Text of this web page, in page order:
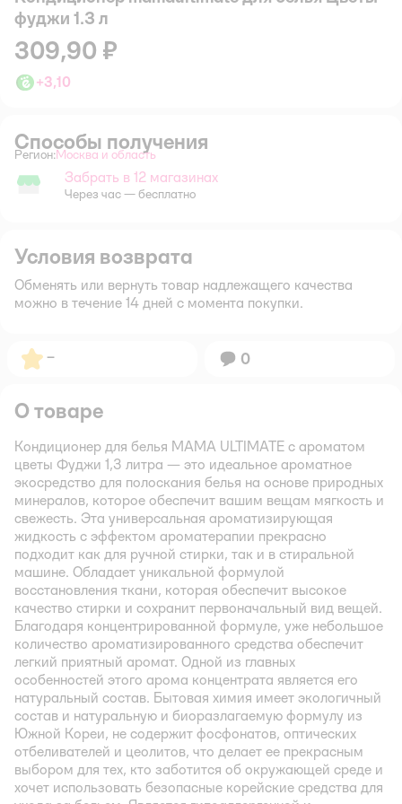
фуджи 1.3 л
309,90 ₽
+3,10
Способы получения
Регион: Выбор адреса доставки.
Москва и область
Забрать в магазине
Забрать в 12 магазинах
Через час — бесплатно
Условия возврата
Обменять или вернуть товар надлежащего качества
можно в течение 14 дней с момента покупки.
Рейтинг:
– Вопросов:
0
О товаре
Кондиционер для белья MAMA ULTIMATE с ароматом
цветы Фуджи 1,3 литра — это идеальное ароматное
экосредство для полоскания белья на основе природных
минералов, которое обеспечит вашим вещам мягкость и
свежесть. Эта универсальная ароматизирующая
жидкость с эффектом ароматерапии прекрасно
подходит как для ручной стирки, так и в стиральной
машине. Обладает уникальной формулой
восстановления ткани, которая обеспечит высокое
качество стирки и сохранит первоначальный вид вещей.
Благодаря концентрированной формуле, уже небольшое
количество ароматизированного средства обеспечит
легкий приятный аромат. Одной из главных
особенностей этого арома концентрата является его
натуральный состав. Бытовая химия имеет экологичный
состав и натуральную и биоразлагаемую формулу из
Южной Кореи, не содержит фосфонатов, оптических
отбеливателей и цеолитов, что делает ее прекрасным
выбором для тех, кто заботится об окружающей среде и
хочет использовать безопасные корейские средства для